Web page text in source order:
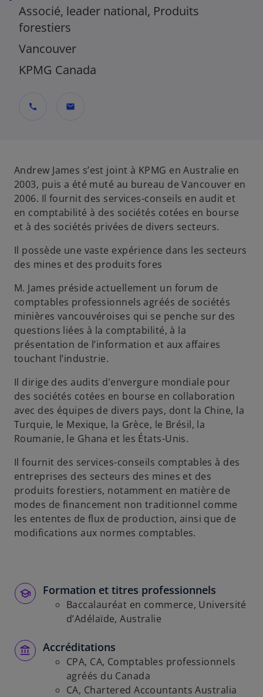
Associé, leader national, Produits
forestiers
Vancouver
KPMG Canada
call mail
Andrew James s’est joint à KPMG en Australie en
2003, puis a été muté au bureau de Vancouver en
2006. Il fournit des services-conseils en audit et
en comptabilité à des sociétés cotées en bourse
et à des sociétés privées de divers secteurs.
Il possède une vaste expérience dans les secteurs
des mines et des produits fores
M. James préside actuellement un forum de
comptables professionnels agréés de sociétés
minières vancouvéroises qui se penche sur des
questions liées à la comptabilité, à la
présentation de l’information et aux affaires
touchant l’industrie.
Il dirige des audits d’envergure mondiale pour
des sociétés cotées en bourse en collaboration
avec des équipes de divers pays, dont la Chine, la
Turquie, le Mexique, la Grèce, le Brésil, la
Roumanie, le Ghana et les États-Unis.
Il fournit des services-conseils comptables à des
entreprises des secteurs des mines et des
produits forestiers, notamment en matière de
modes de financement non traditionnel comme
les ententes de flux de production, ainsi que de
modifications aux normes comptables.
Formation et titres professionnels
Baccalauréat en commerce, Université
d’Adélaïde, Australie
Accréditations
CPA, CA, Comptables professionnels
agréés du Canada
CA, Chartered Accountants Australia